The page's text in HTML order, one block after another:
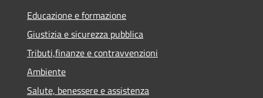
Educazione e formazione
Giustizia e sicurezza pubblica
Tributi,finanze e contravvenzioni
Ambiente
Salute, benessere e assistenza